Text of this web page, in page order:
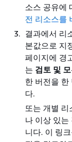
소스 공유에
전 리소스를
결과에서 리
본값으로 지
페이지에 경
는 검토 및
한 버전을 한
다.
또는 개별 리
나 이상 있는
니다. 이 링